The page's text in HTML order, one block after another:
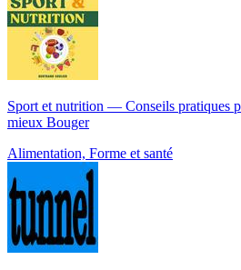
Sport et nutrition — Conseils pratiques
mieux Bouger
Alimentation, Forme et santé